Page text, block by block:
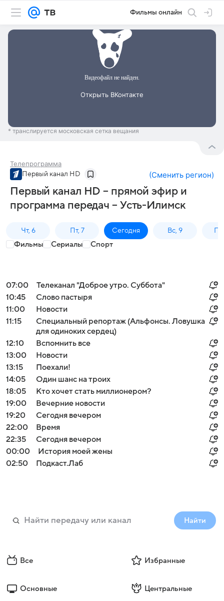
Фильмы онлайн
* транслируется московская сетка вещания
Телепрограмма
Первый канал HD (Сменить регион)
Первый канал HD – прямой эфир и
программа передач – Усть-Илимск
Чт, 6 Пт, 7 Сегодня Вс, 9
Фильмы Сериалы Спорт
07:00
Телеканал "Доброе утро. Суббота"
10:45
Слово пастыря
11:00
Новости
11:15
Специальный репортаж (Альфонсы. Ловушка
для одиноких сердец)
12:10
Вспомнить все
13:00
Новости
13:15
Поехали!
14:05
Один шанс на троих
18:05
Кто хочет стать миллионером?
19:00
Вечерние новости
19:20
Сегодня вечером
22:00
Время
22:35
Сегодня вечером
00:00
История моей жены
02:50
Подкаст.Лаб
Найти
Все Избранные
Основные Центральные